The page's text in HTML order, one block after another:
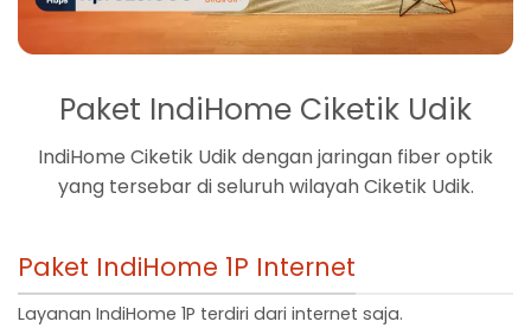
Paket IndiHome Ciketik Udik
IndiHome Ciketik Udik dengan jaringan fiber optik
yang tersebar di seluruh wilayah Ciketik Udik.
Paket IndiHome 1P Internet
Layanan IndiHome 1P terdiri dari internet saja.